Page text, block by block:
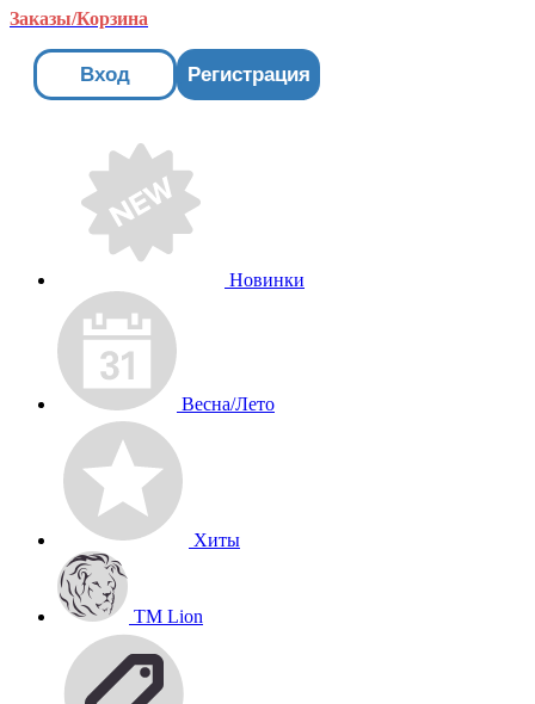
Заказы/Корзина
Вход Регистрация
Новинки
Весна/Лето
Хиты
TM Lion